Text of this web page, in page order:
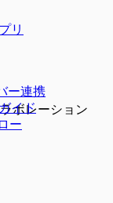
ボレーション
リ
ー連携
イド
ー